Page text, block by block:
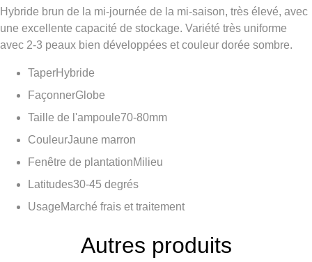
Hybride brun de la mi-journée de la mi-saison, très élevé, avec
une excellente capacité de stockage. Variété très uniforme
avec 2-3 peaux bien développées et couleur dorée sombre.
TaperHybride
FaçonnerGlobe
Taille de l'ampoule70-80mm
CouleurJaune marron
Fenêtre de plantationMilieu
Latitudes30-45 degrés
UsageMarché frais et traitement
Autres produits